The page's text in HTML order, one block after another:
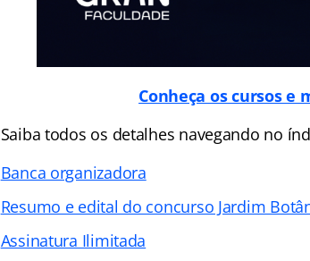
Conheça os cursos e
Saiba todos os detalhes navegando no
Banca organizadora
Resumo e edital do concurso Jardim
Assinatura Ilimitada